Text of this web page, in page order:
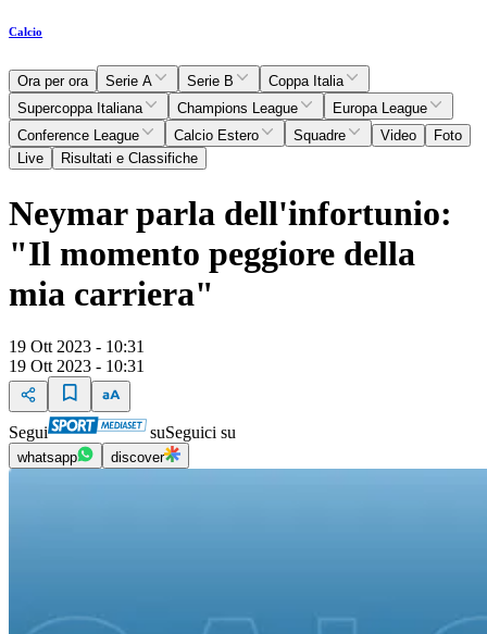
Calcio
Ora per ora Serie A Serie B
Coppa Italia
Supercoppa Italiana
Champions League
Europa League
Conference League
Calcio Estero Squadre Video
Foto
Live
Risultati e Classifiche
Neymar parla dell'infortunio:
"Il momento peggiore della
mia carriera"
19 Ott 2023 - 10:31
19 Ott 2023 - 10:31
Segui suSeguici su
whatsapp discover